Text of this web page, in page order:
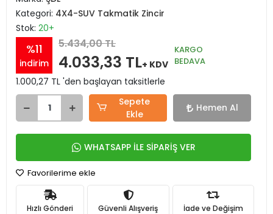
Kategori: 4X4-SUV Takmatik Zincir
Stok: 20+
%11
indirim
5.434,00 TL
4.033,33 TL+ KDV
KARGO
BEDAVA
1.000,27 TL 'den başlayan taksitlerle
Sepete
Ekle
Hemen Al
WHATSAPP İLE SİPARİŞ VER
Favorilerime ekle
Hızlı Gönderi Güvenli Alışveriş İade ve Değişim